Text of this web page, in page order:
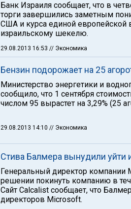
Банк Израиля сообщает, что в
торги завершились заметным
США и курса единой
израильскому шекелю.
29.08.2013 16:53 // Экономика
Бензин подорожает на 25
Министерство энергетики и
сообщило, что 1 сентября
числом 95 вырастет на 3,29% (25
29.08.2013 14:10 // Экономика
Стива Балмера вынудили уйти
Генеральный директор компании
решении покинуть компанию в
Сайт Calcalist сообщает, что
директоров Microsoft.